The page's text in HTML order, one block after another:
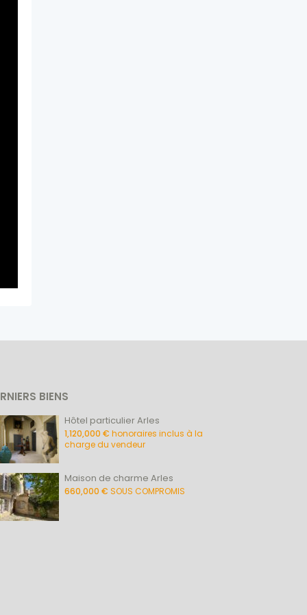
BIENS
Hôtel particulier Arles
1,120,000 € honoraires inclus à la
charge du vendeur
Maison de charme Arles
660,000 € SOUS COMPROMIS